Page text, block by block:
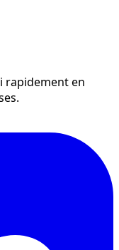
rapidement en